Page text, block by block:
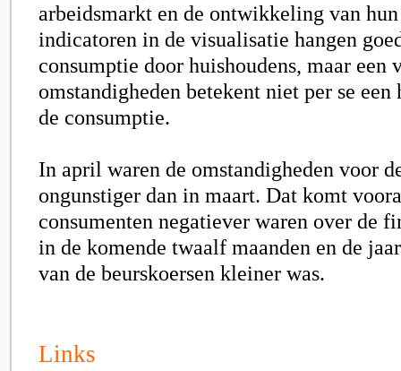
arbeidsmarkt en de ontwikkeling van
indicatoren in de visualisatie hangen
consumptie door huishoudens, maar een
omstandigheden betekent niet per se een
de consumptie.
In april waren de omstandigheden voor
ongunstiger dan in maart. Dat komt
consumenten negatiever waren over de
in de komende twaalf maanden en de
van de beurskoersen kleiner was.
Links